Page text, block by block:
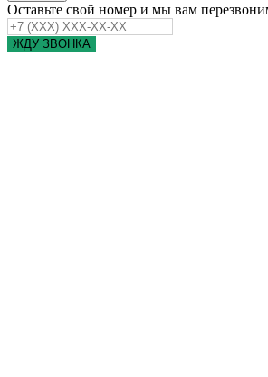
Оставьте свой номер и мы вам
ЖДУ ЗВОНКА